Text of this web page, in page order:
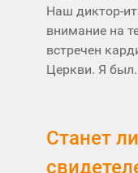
Наш диктор-
внимание на
встречен
Церкви. Я
Станет